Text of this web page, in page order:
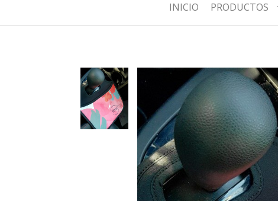
INICIO PRODUCTOS